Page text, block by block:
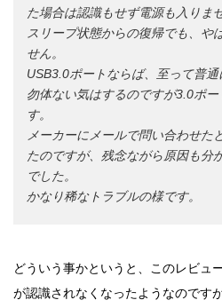
た場合は認識もせず電源も入りませ
スリープ状態からの復帰でも、や
せん。
USB3.0ポートならば、至って普
勿体ない気はするのですが3.0ポ
す。
メーカーにメールで問い合わせた
たのですが、残念ながら原因も分
でした。
かなり稀なトラブルの様です。
どういう事かというと、このレビュ
が認識されなくなったようなのですが